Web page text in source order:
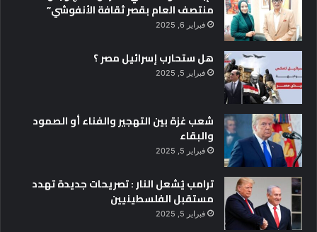
منتصف العام بقصر ثقافة الأنفوشي”
فبراير 6, 2025
هل ستحارب إسرائيل مصر ؟
فبراير 5, 2025
شعب غزة بين التهجير والفناء أو الصمود
والبقاء
فبراير 5, 2025
ترامب يُشعل النار : تصريحات جديدة تهدد
مستقبل الفلسطينيين
فبراير 5, 2025